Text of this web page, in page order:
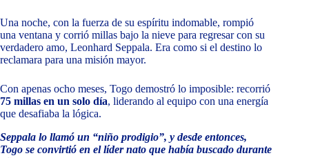
Una noche, con la fuerza de su espíritu indomable, rompió
una ventana y corrió millas bajo la nieve para regresar con su
verdadero amo, Leonhard Seppala. Era como si el destino lo
reclamara para una misión mayor.
Con apenas ocho meses, Togo demostró lo imposible: recorrió
75 millas en un solo día, liderando al equipo con una energía
que desafiaba la lógica.
Seppala lo llamó un “niño prodigio”, y desde entonces,
Togo se convirtió en el líder nato que había buscado durante